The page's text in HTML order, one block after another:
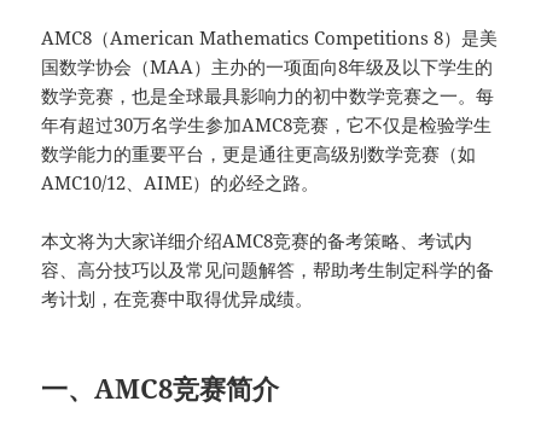
AMC8（American Mathematics Competitions 8）是美
国数学协会（MAA）主办的一项面向8年级及以下学生的
数学竞赛，也是全球最具影响力的初中数学竞赛之一。每
年有超过30万名学生参加AMC8竞赛，它不仅是检验学生
数学能力的重要平台，更是通往更高级别数学竞赛（如
AMC10/12、AIME）的必经之路。
本文将为大家详细介绍AMC8竞赛的备考策略、考试内
容、高分技巧以及常见问题解答，帮助考生制定科学的备
考计划，在竞赛中取得优异成绩。
一、AMC8竞赛简介